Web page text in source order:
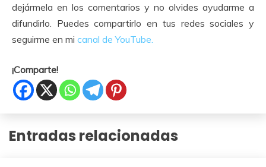
dejármela en los comentarios y no olvides ayudarme a
difundirlo. Puedes compartirlo en tus redes sociales y
seguirme en mi canal de YouTube.
¡Comparte!
Entradas relacionadas